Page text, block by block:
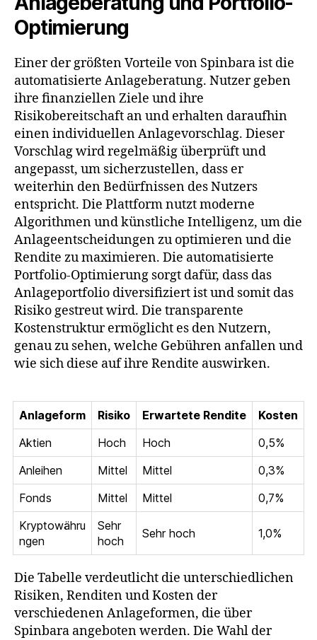
Optimierung
Einer der größten Vorteile von Spinbara ist die
automatisierte Anlageberatung. Nutzer geben
ihre finanziellen Ziele und ihre
Risikobereitschaft an und erhalten daraufhin
einen individuellen Anlagevorschlag. Dieser
Vorschlag wird regelmäßig überprüft und
angepasst, um sicherzustellen, dass er
weiterhin den Bedürfnissen des Nutzers
entspricht. Die Plattform nutzt moderne
Algorithmen und künstliche Intelligenz, um die
Anlageentscheidungen zu optimieren und die
Rendite zu maximieren. Die automatisierte
Portfolio-Optimierung sorgt dafür, dass das
Anlageportfolio diversifiziert ist und somit das
Risiko gestreut wird. Die transparente
Kostenstruktur ermöglicht es den Nutzern,
genau zu sehen, welche Gebühren anfallen und
wie sich diese auf ihre Rendite auswirken.
Anlageform Risiko Erwartete Rendite
Kosten
Aktien
Hoch Hoch
0,5%
Anleihen
Mittel Mittel
0,3%
Fonds
Mittel Mittel
0,7%
Kryptowähru
ngen
Sehr
hoch
Sehr hoch 1,0%
Die Tabelle verdeutlicht die unterschiedlichen
Risiken, Renditen und Kosten der
verschiedenen Anlageformen, die über
Spinbara angeboten werden. Die Wahl der